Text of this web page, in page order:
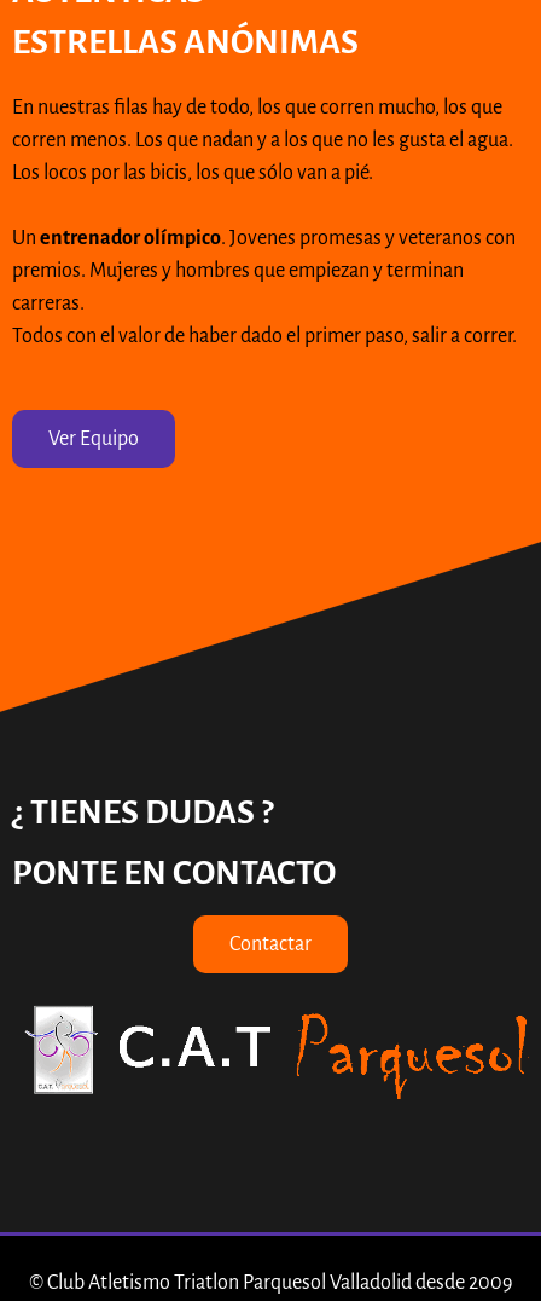
ESTRELLAS ANÓNIMAS
En nuestras filas hay de todo, los que corren mucho, los que
corren menos. Los que nadan y a los que no les gusta el agua.
Los locos por las bicis, los que sólo van a pié.
Un entrenador olímpico. Jovenes promesas y veteranos con
premios. Mujeres y hombres que empiezan y terminan
carreras.
Todos con el valor de haber dado el primer paso, salir a correr.
Ver Equipo
¿ TIENES DUDAS ?
PONTE EN CONTACTO
Contactar
© Club Atletismo Triatlon Parquesol Valladolid desde 2009